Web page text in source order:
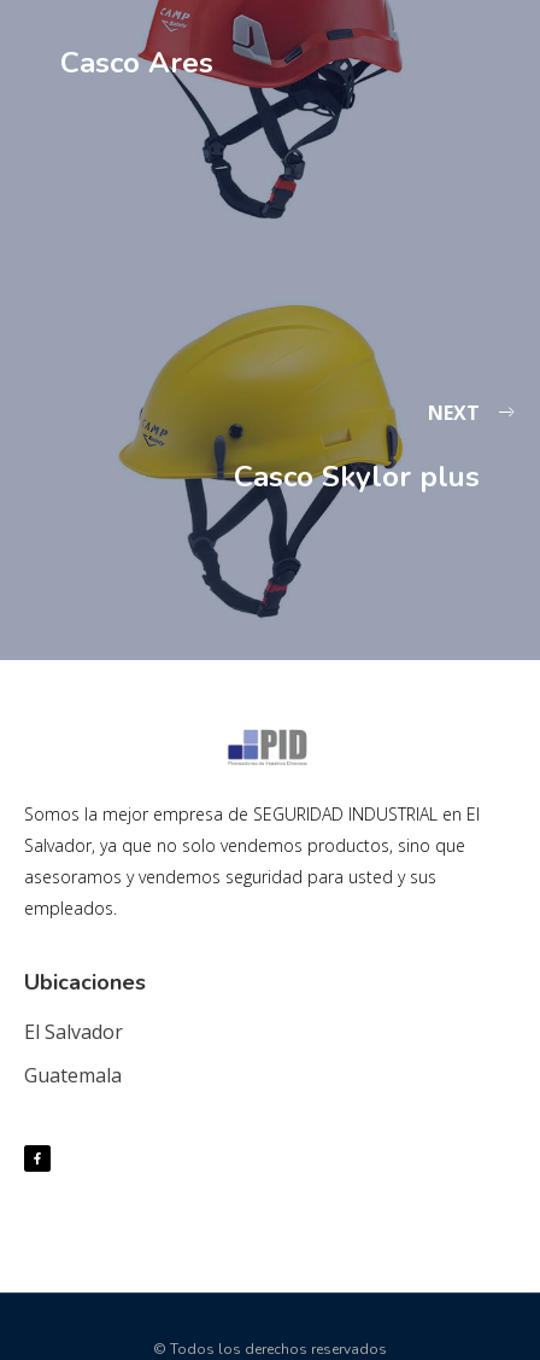
Casco Ares
NEXT
Casco Skylor plus
Somos la mejor empresa de SEGURIDAD INDUSTRIAL en El
Salvador, ya que no solo vendemos productos, sino que
asesoramos y vendemos seguridad para usted y sus
empleados.
Ubicaciones
El Salvador
Guatemala
© Todos los derechos reservados